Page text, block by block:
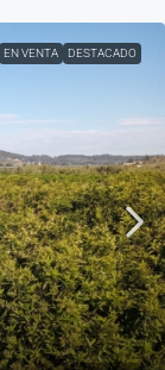
EN VENTA DESTACADO